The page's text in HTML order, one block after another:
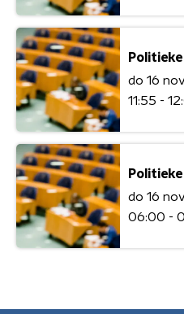
do 16
11:55 -
do 16
06:00 -